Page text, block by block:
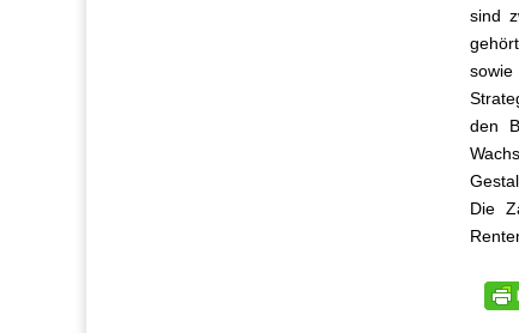
sind
den
Die